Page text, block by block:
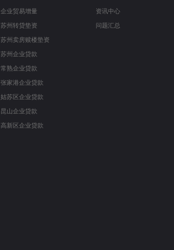
企业贸易增量
苏州转贷垫资
苏州卖房赎楼垫资
苏州企业贷款
常熟企业贷款
张家港企业贷款
姑苏区企业贷款
昆山企业贷款
高新区企业贷款
资讯中心
问题汇总